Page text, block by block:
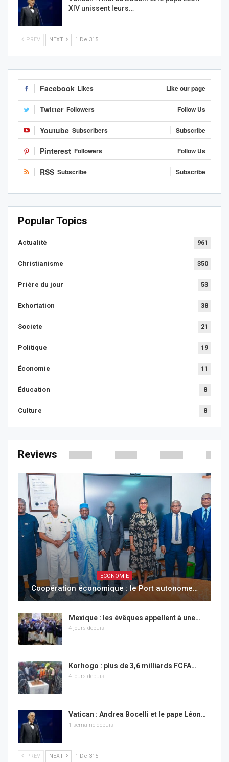
XIV unissent leurs…
PREV NEXT 1 De 315
Facebook Likes Like our page
Twitter Followers Follow Us
Youtube Subscribers Subscribe
Pinterest Followers Follow Us
RSS Subscribe Subscribe
Popular Topics
Actualité 961
Christianisme 350
Prière du jour 53
Exhortation 38
Societe 21
Politique 19
Économie 11
Éducation 8
Culture 8
Reviews
ÉCONOMIE
Coopération économique : le Port autonome…
Mexique : les évêques appellent à une…
4 jours depuis
Korhogo : plus de 3,6 milliards FCFA…
4 jours depuis
Vatican : Andrea Bocelli et le pape Léon…
1 semaine depuis
PREV NEXT 1 De 315